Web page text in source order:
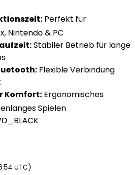
Perfekt für
Nintendo & PC
Stabiler Betrieb für lange
Flexible Verbindung
Komfort: Ergonomisches
Spielen
UTC)